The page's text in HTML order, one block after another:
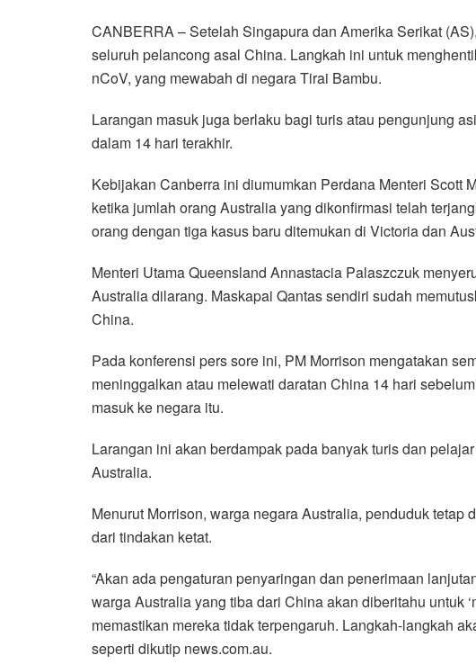
c
e
b
o
k
i
t
t
r
a
t
s
p
p
n
e
l
e
g
a
a
i
l
a
r
e
CANBERRA – Setelah Singapura dan Amerika Serikat
seluruh pelancong asal China. Langkah ini untuk
nCoV, yang mewabah di negara Tirai Bambu.
Larangan masuk juga berlaku bagi turis atau pengunjung
dalam 14 hari terakhir.
Kebijakan Canberra ini diumumkan Perdana Menteri Scott
ketika jumlah orang Australia yang dikonfirmasi telah
orang dengan tiga kasus baru ditemukan di Victoria dan
Menteri Utama Queensland Annastacia Palaszczuk
Australia dilarang. Maskapai Qantas sendiri sudah
China.
Pada konferensi pers sore ini, PM Morrison mengatakan
meninggalkan atau melewati daratan China 14 hari
masuk ke negara itu.
Larangan ini akan berdampak pada banyak turis dan
Australia.
Menurut Morrison, warga negara Australia, penduduk
dari tindakan ketat.
“Akan ada pengaturan penyaringan dan penerimaan
warga Australia yang tiba dari China akan diberitahu untuk
memastikan mereka tidak terpengaruh. Langkah-langkah
seperti dikutip news.com.au.